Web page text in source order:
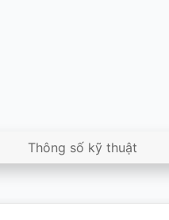
Thông số kỹ thuật